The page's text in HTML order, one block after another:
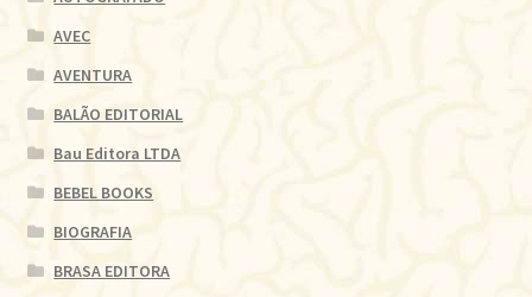
AVEC
AVENTURA
BALÃO EDITORIAL
Bau Editora LTDA
BEBEL BOOKS
BIOGRAFIA
BRASA EDITORA